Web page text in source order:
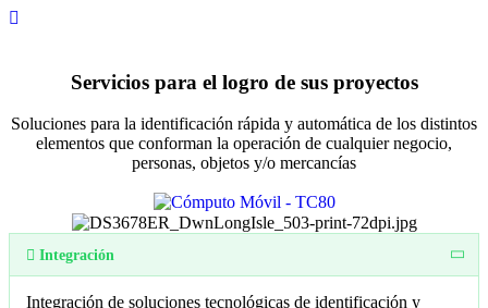
Servicios para el logro de sus proyectos
Soluciones para la identificación rápida y automática de los distintos
elementos que conforman la operación de cualquier negocio,
personas, objetos y/o mercancías
Integración
Integración de soluciones tecnológicas de identificación y